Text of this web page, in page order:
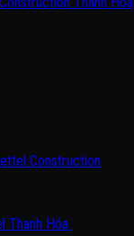
Construction
Thanh Hóa